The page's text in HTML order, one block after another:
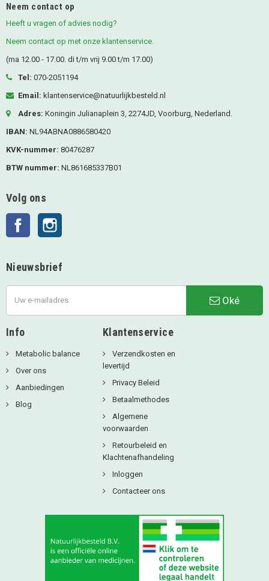
Neem contact op
Heeft u vragen of advies nodig?
Neem contact op met onze klantenservice.
(ma 12.00 - 17.00. di t/m vrij 9.00 t/m 17.00)
Tel: 070-2051194
Email: klantenservice@natuurlijkbesteld.nl
Adres: Koningin Julianaplein 3, 2274JD, Voorburg, Nederland.
IBAN: NL94ABNA0886580420
KVK-nummer: 80476287
BTW nummer: NL861685337B01
Volg ons
Facebook
Nieuwsbrief
Oké
Info
Metabolic balance
Over ons
Aanbiedingen
Blog
Klantenservice
Verzendkosten en
levertijd
Privacy Beleid
Betaalmethodes
Algemene
voorwaarden
Retourbeleid en
Klachtenafhandeling
Inloggen
Contacteer ons